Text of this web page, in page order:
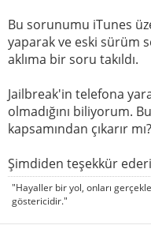
Bu sorunumu iTunes
yaparak ve eski sürüm
aklıma bir soru takıldı.
Jailbreak'in telefona
olmadığını biliyorum.
kapsamından çıkarır mı?
Şimdiden teşekkür
"Hayaller bir yol, onları
göstericidir."